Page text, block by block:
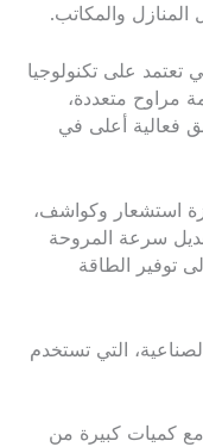
والمكاتب.
تعتمد على تكنولوجيا
مراوح متعددة،
فعالية أعلى في
استشعار وكواشف،
سرعة المروحة
توفير الطاقة
التي تستخدم
مع كميات كبيرة من